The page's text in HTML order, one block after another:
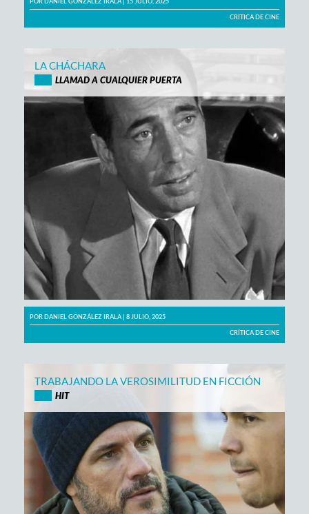
CRÍTICA DE CINE
LA CHÁCHARA
LLAMAD A CUALQUIER PUERTA
PORDANIEL GONZÁLEZ IRALA | 8 JULIO, 2025
CRÍTICA DE CINE
TRABAJANDO LA VEROSIMILITUD EN FICCIÓN
HIT